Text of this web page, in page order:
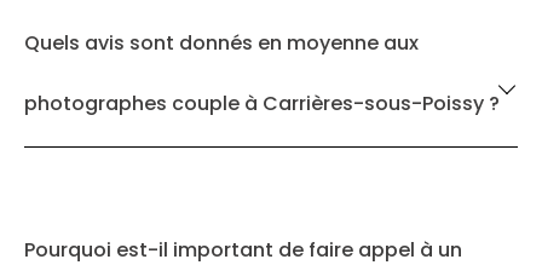
Quels avis sont donnés en moyenne aux
photographes couple à Carrières-sous-Poissy ?
Pourquoi est-il important de faire appel à un